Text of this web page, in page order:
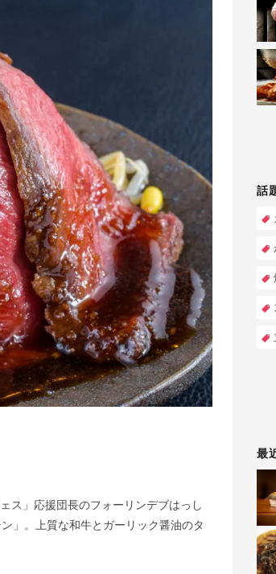
ス」応援団長のフォーリンデブはっし
」。上質な和牛とガーリック醤油のタ
話
最